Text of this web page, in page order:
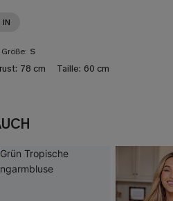
IN
S
78 cm Taille: 60 cm